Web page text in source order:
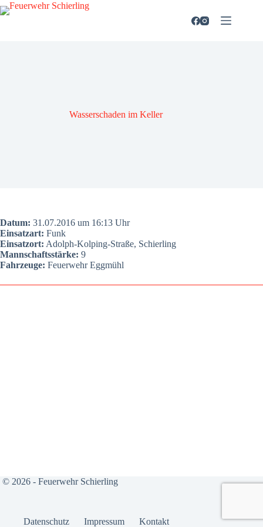
Zum
Inhalt
Was­ser­scha­den im Kel­ler
Datum: 31.07.2016 um 16:13 Uhr
Ein­satz­art: Funk
Ein­satz­ort: Adolph-Kol­ping-Stra­ße, Schier­ling
Mann­schafts­stär­ke: 9
Fahr­zeu­ge: Feu­er­wehr Egg­mühl
© 2026 - Feuerwehr Schierling
Daten­schutz Impres­sum Kon­takt